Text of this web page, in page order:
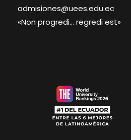
admisiones@uees.edu.ec
«Non progredi… regredi est»